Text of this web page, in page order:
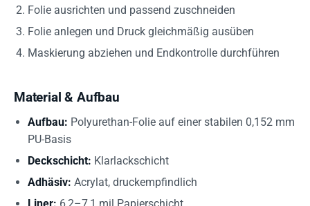
Folie ausrichten und passend zuschneiden
Folie anlegen und Druck gleichmäßig ausüben
Maskierung abziehen und Endkontrolle durchführen
Material & Aufbau
Aufbau: Polyurethan-Folie auf einer stabilen 0,152 mm
PU-Basis
Deckschicht: Klarlackschicht
Adhäsiv: Acrylat, druckempfindlich